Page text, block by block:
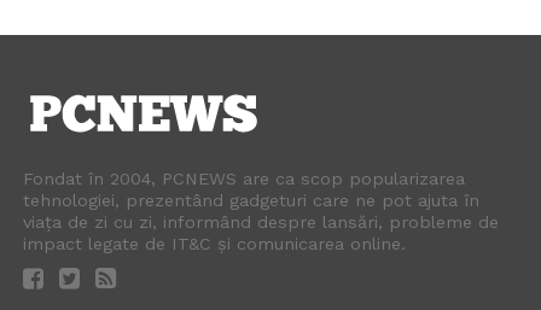
Fondat în 2004, PCNEWS are ca scop popularizarea
tehnologiei, prezentând gadgeturi care ne pot ajuta în
viața de zi cu zi, informând despre lansări, probleme de
impact legate de IT&C și comunicarea online.